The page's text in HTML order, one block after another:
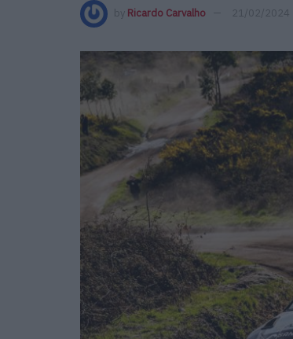
by Ricardo Carvalho 21/02/2024